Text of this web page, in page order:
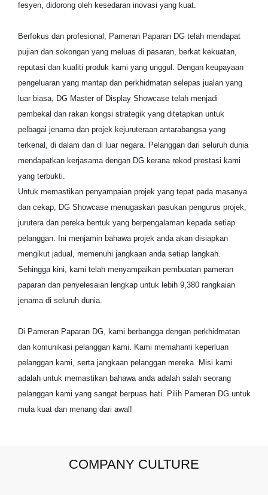
fesyen, didorong oleh kesedaran inovasi yang kuat.
Berfokus dan profesional, Pameran Paparan DG telah mendapat
pujian dan sokongan yang meluas di pasaran, berkat kekuatan,
reputasi dan kualiti produk kami yang unggul. Dengan keupayaan
pengeluaran yang mantap dan perkhidmatan selepas jualan yang
luar biasa, DG Master of Display Showcase telah menjadi
pembekal dan rakan kongsi strategik yang ditetapkan untuk
pelbagai jenama dan projek kejuruteraan antarabangsa yang
terkenal, di dalam dan di luar negara. Pelanggan dari seluruh dunia
mendapatkan kerjasama dengan DG kerana rekod prestasi kami
yang terbukti.
Untuk memastikan penyampaian projek yang tepat pada masanya
dan cekap, DG Showcase menugaskan pasukan pengurus projek,
jurutera dan pereka bentuk yang berpengalaman kepada setiap
pelanggan. Ini menjamin bahawa projek anda akan disiapkan
mengikut jadual, memenuhi jangkaan anda setiap langkah.
Sehingga kini, kami telah menyampaikan pembuatan pameran
paparan dan penyelesaian lengkap untuk lebih 9,380 rangkaian
jenama di seluruh dunia.
Di Pameran Paparan DG, kami berbangga dengan perkhidmatan
dan komunikasi pelanggan kami. Kami memahami keperluan
pelanggan kami, serta jangkaan pelanggan mereka. Misi kami
adalah untuk memastikan bahawa anda adalah salah seorang
pelanggan kami yang sangat berpuas hati. Pilih Pameran DG untuk
mula kuat dan menang dari awal!
COMPANY CULTURE